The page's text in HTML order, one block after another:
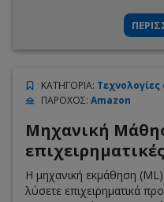
υπηρεσιών και λύσεων
τη δημιουργία και την
ΚΑΤΗΓΟΡΙΑ: Τεχνολογίες
ΠΑΡΟΧΟΣ: Amazon
Μηχανική
Η μηχανική εκμάθηση
λύσετε επιχειρηματικά